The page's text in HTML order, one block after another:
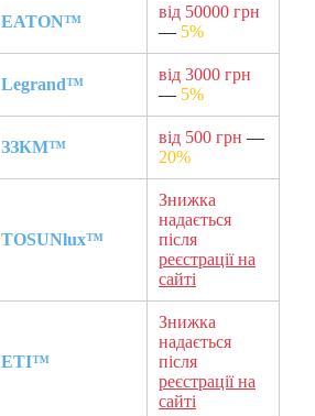
EATON™
від 50000 грн
— 5%
Legrand™
від 3000 грн
— 5%
ЗЗКМ™
від 500 грн —
20%
TOSUNlux™
Знижка
надається
після
реєстрації на
сайті
ETI™
Знижка
надається
після
реєстрації на
сайті